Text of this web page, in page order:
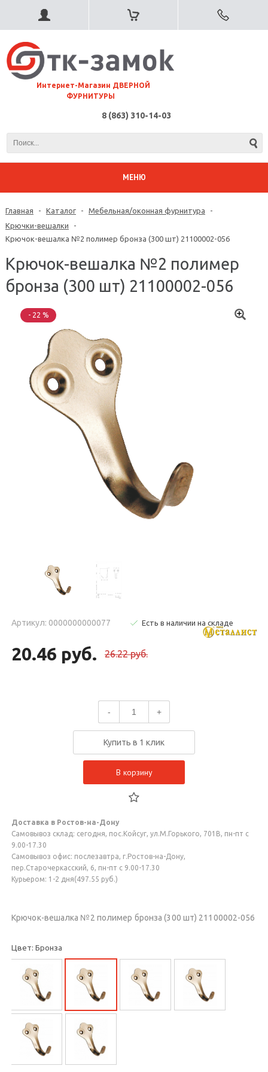
⠀Интернет-Магазин ДВЕРНОЙ
ФУРНИТУРЫ
8 (863) 310-14-03
МЕНЮ
Главная - Каталог - Мебельная/оконная фурнитура
-
Крючки-вешалки
-
Крючок-вешалка №2 полимер бронза (300 шт) 21100002-056
Крючок-вешалка №2 полимер
бронза (300 шт) 21100002-056
- 22 %
Артикул: 0000000000077 Есть в наличии на складе
20.46 руб. 26.22 руб.
- +
Купить в 1 клик
В корзину
Доставка в Ростов-на-Дону
Самовывоз склад: сегодня, пос.Койсуг, ул.М.Горького, 701В, пн-пт с
9.00-17.30
Самовывоз офис: послезавтра, г.Ростов-на-Дону,
пер.Старочеркасский, 6, пн-пт с 9.00-17.30
Курьером: 1-2 дня(497.55 руб.)
Крючок-вешалка №2 полимер бронза (300 шт) 21100002-056
Цвет: Бронза